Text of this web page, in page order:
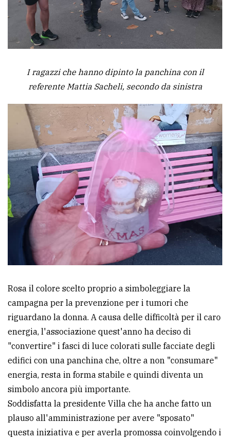
I ragazzi che hanno dipinto la panchina con il
referente Mattia Sacheli, secondo da sinistra
Rosa il colore scelto proprio a simboleggiare la
campagna per la prevenzione per i tumori che
riguardano la donna. A causa delle difficoltà per il caro
energia, l'associazione quest'anno ha deciso di
"convertire" i fasci di luce colorati sulle facciate degli
edifici con una panchina che, oltre a non "consumare"
energia, resta in forma stabile e quindi diventa un
simbolo ancora più importante.
Soddisfatta la presidente Villa che ha anche fatto un
plauso all'amministrazione per avere "sposato"
questa iniziativa e per averla promossa coinvolgendo i